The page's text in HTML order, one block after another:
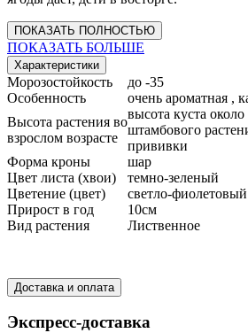
ПОКАЗАТЬ ПОЛНОСТЬЮ
ПОКАЗАТЬ БОЛЬШЕ
Характеристики
Морозостойкость
до -35
Особенность
очень ароматная ,
Высота растения во
взрослом возрасте
высота куста
штамбового
прививки
Форма кроны
шар
Цвет листа (хвои)
темно-зеленый
Цветение (цвет)
светло-фиолетовый
Прирост в год
10см
Вид растения
Лиственное
Доставка и оплата
Экспресс-доставка